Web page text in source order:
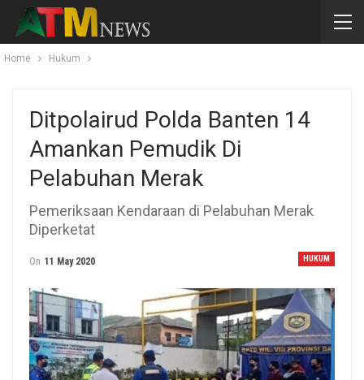
Home Hukum
Ditpolairud Polda Banten 14
Amankan Pemudik Di
Pelabuhan Merak
Pemeriksaan Kendaraan di Pelabuhan Merak
Diperketat
HUKUM
On 11 May 2020